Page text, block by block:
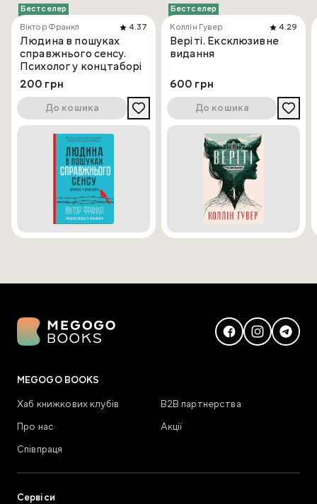
Бестселер
Віктор Франкл
4.37
Людина в пошуках
справжнього сенсу.
Психолог у концтаборі
200 грн
До кошика
Бестселер
Коллін Гувер
4.29
Веріті. Ексклюзивне
видання
600 грн
До кошика
MEGOGO BOOKS
Хаб книжкових клубів
В2В партнерства
Про нас
Акції
Співпраця
Сервіси